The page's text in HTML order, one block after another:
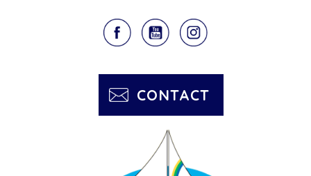
CONTACT